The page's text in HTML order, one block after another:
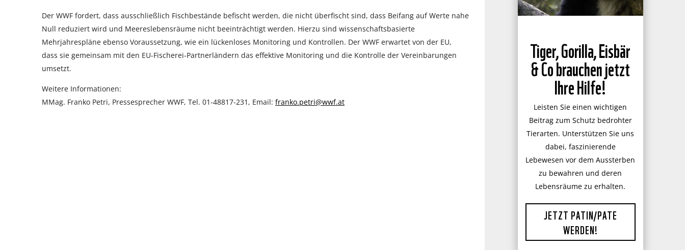
Der WWF fordert, dass ausschließlich Fischbestände befischt werden, die nicht überfischt sind, dass Beifang auf Werte nahe
Null reduziert wird und Meereslebensräume nicht beeinträchtigt werden. Hierzu sind wissenschaftsbasierte
Mehrjahrespläne ebenso Voraussetzung, wie ein lückenloses Monitoring und Kontrollen. Der WWF erwartet von der EU,
dass sie gemeinsam mit den EU-Fischerei-Partnerländern das effektive Monitoring und die Kontrolle der Vereinbarungen
umsetzt.
Weitere Informationen:
MMag. Franko Petri, Pressesprecher WWF, Tel. 01-48817-231, Email: franko.petri@wwf.at
Tiger, Gorilla, Eisbär
& Co brauchen jetzt
Ihre Hilfe!
Leisten Sie einen wichtigen
Beitrag zum Schutz bedrohter
Tierarten. Unterstützen Sie uns
dabei, faszinierende
Lebewesen vor dem Aussterben
zu bewahren und deren
Lebensräume zu erhalten.
JETZT PATIN/PATE
WERDEN!